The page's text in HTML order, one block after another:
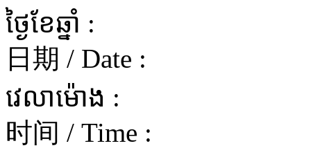
ថ្ងៃខែឆ្នាំ :
日期 / Date :
វេលាម៉ោង :
时间 / Time :